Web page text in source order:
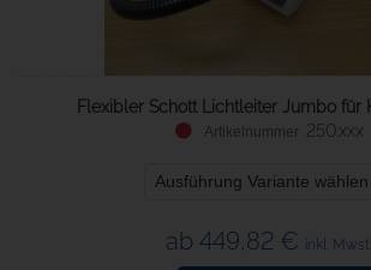
Flexibler Schott Lichtleiter Jumbo für
250.xxx
Ausführung Variante wählen
ab 449,82 € inkl. Mwst.